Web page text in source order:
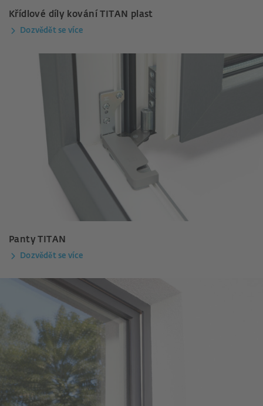
Křídlové díly kování TITAN plast
Dozvědět se více
Panty TITAN
Dozvědět se více